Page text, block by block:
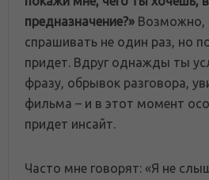
предназначение?» Возможно,
спрашивать не один раз, но
придет. Вдруг однажды ты
фразу, обрывок разговора,
фильма – и в этот момент
придет инсайт.
Часто мне говорят: «Я не